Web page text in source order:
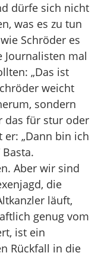
dürfe sich nicht
was es zu tun
Schröder es
Journalisten mal
„Das ist
weicht
sondern
das für stur oder
er: „Dann bin ich
Aber wir sind
die
läuft,
genug vom
ist ein
Rückfall in die